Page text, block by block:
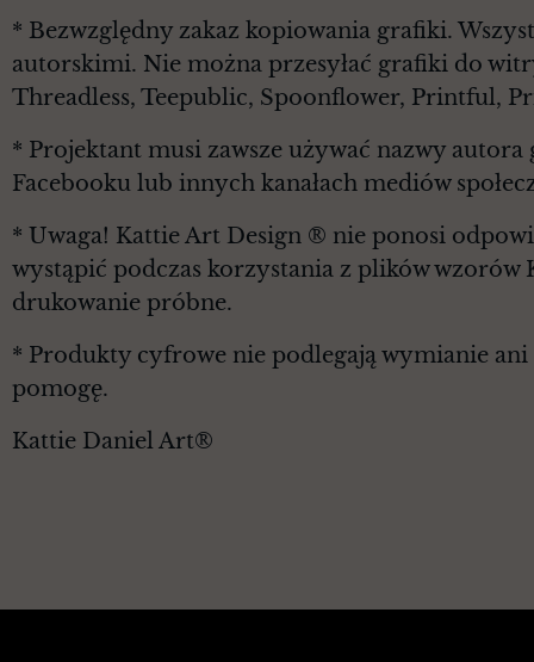
* Bezwzględny zakaz kopiowania grafiki.
autorskimi. Nie można przesyłać grafiki do
Threadless, Teepublic, Spoonflower, Printful,
* Projektant musi zawsze używać nazwy
Facebooku lub innych kanałach mediów
* Uwaga! Kattie Art Design ® nie ponosi
wystąpić podczas korzystania z plików
drukowanie próbne.
* Produkty cyfrowe nie podlegają wymianie
pomogę.
Kattie Daniel Art®